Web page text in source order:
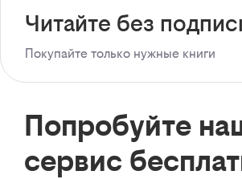
Читайте без
Покупайте только нужные книги
Попробуйте
сервис